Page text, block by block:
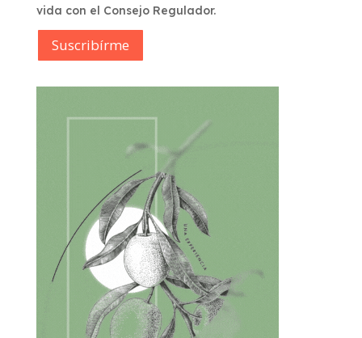
vida con el Consejo Regulador.
Suscribírme